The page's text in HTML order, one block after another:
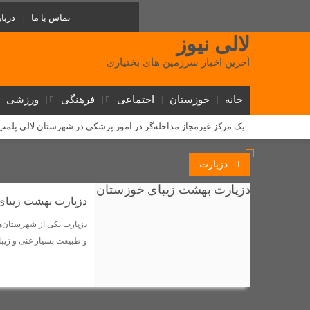
تماس با ما
لالی نیوز
آخرین اخبار سرزمین های بختیاری
خانه خوزستان اجتماعی فرهنگی ورزشی
یک مرکز غیرمجاز مداخله‌گر در امور پزشکی در شهرستان لالی
روابط سرد نماینده و فرماندار لالی؛ (استوری) جنجالی رضا جباری،
دستگیری ۱۰ سارق احشام و اماکن خصوصی در طرح «آرامش در شهر» لالی
گامی بلند توسعه ارتباطات در لالی؛ فیبر نوری به شهر می‌رسد و ۵ روستا از اینترنت همراه برخوردار شدند
مذاکره برای غرب یک تاکتیک است، نه هدف / تشییع باشکوه
دزپارت
دزپارت بهشت
و طبیعت بسیار غنی و